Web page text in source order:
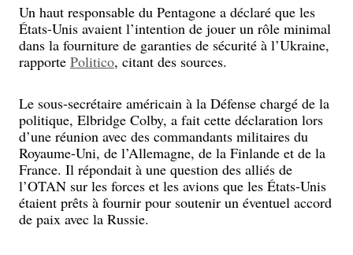
Un haut responsable du Pentagone a déclaré que les
États-Unis avaient l’intention de jouer un rôle minimal
dans la fourniture de garanties de sécurité à l’Ukraine,
rapporte Politico, citant des sources.
Le sous-secrétaire américain à la Défense chargé de la
politique, Elbridge Colby, a fait cette déclaration lors
d’une réunion avec des commandants militaires du
Royaume-Uni, de l’Allemagne, de la Finlande et de la
France. Il répondait à une question des alliés de
l’OTAN sur les forces et les avions que les États-Unis
étaient prêts à fournir pour soutenir un éventuel accord
de paix avec la Russie.